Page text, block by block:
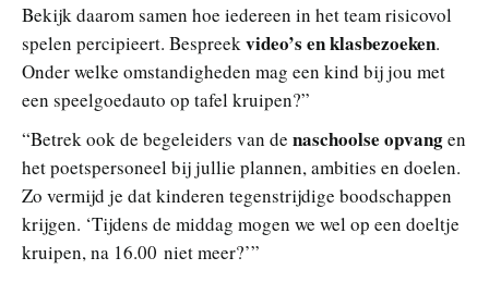
Bekijk daarom samen hoe iedereen in het team risicovol
spelen percipieert. Bespreekvideo’s en klasbezoeken.
Onder welke omstandigheden mag een kind bij jou met
een speelgoedauto op tafel kruipen?”
“Betrek ook de begeleiders van de naschoolse opvangen
het poetspersoneel bij jullie plannen, ambities en doelen.
Zo vermijd je dat kinderen tegenstrijdige boodschappen
krijgen. ‘Tijdens de middag mogen we wel op een doeltje
kruipen, na 16.00 niet meer?’”